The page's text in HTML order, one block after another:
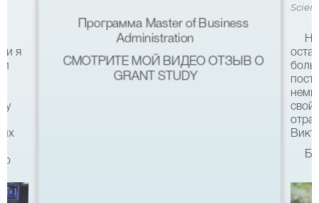
я
и
Программа Master of Business
Administration
СМОТРИТЕ МОЙ ВИДЕО ОТЗЫВ О
GRANT STUDY
свой
Все